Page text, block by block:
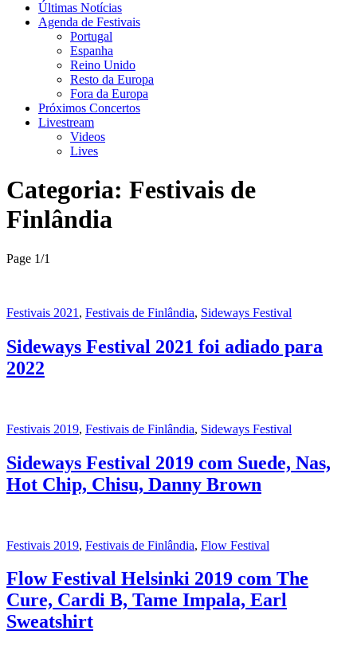
Últimas Notícias
Agenda de Festivais
Portugal
Espanha
Reino Unido
Resto da Europa
Fora da Europa
Próximos Concertos
Livestream
Videos
Lives
Categoria: Festivais de
Finlândia
Page 1/1
Festivais 2021 , Festivais de Finlândia, Sideways Festival
Sideways Festival 2021 foi adiado para
2022
Festivais 2019, Festivais de Finlândia, Sideways Festival
Sideways Festival 2019 com Suede, Nas,
Hot Chip, Chisu, Danny Brown
Festivais 2019, Festivais de Finlândia, Flow Festival
Flow Festival Helsinki 2019 com The
Cure, Cardi B, Tame Impala, Earl
Sweatshirt